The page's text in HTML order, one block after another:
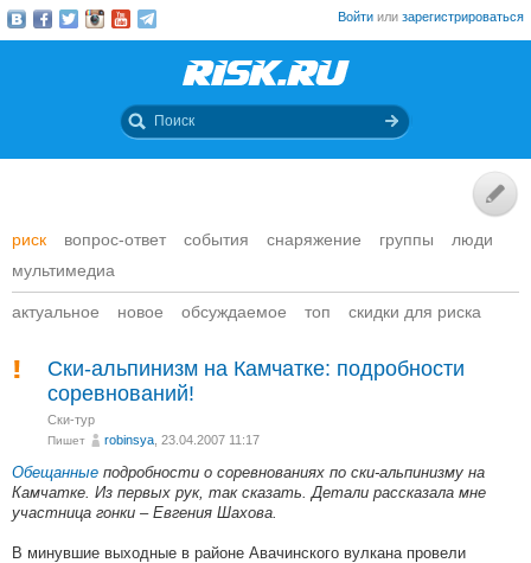
Войти или зарегистрироваться
риск вопрос-ответ события снаряжение группы
люди
мультимедиа
актуальное новое обсуждаемое топ скидки для риска
Ски-альпинизм на Камчатке: подробности
соревнований!
Ски-тур
Пишет robinsya , 23.04.2007 11:17
Обещанные подробности о соревнованиях по ски-альпинизму на
Камчатке. Из первых рук, так сказать. Детали рассказала мне
участница гонки – Евгения Шахова.
В минувшие выходные в районе Авачинского вулкана провели